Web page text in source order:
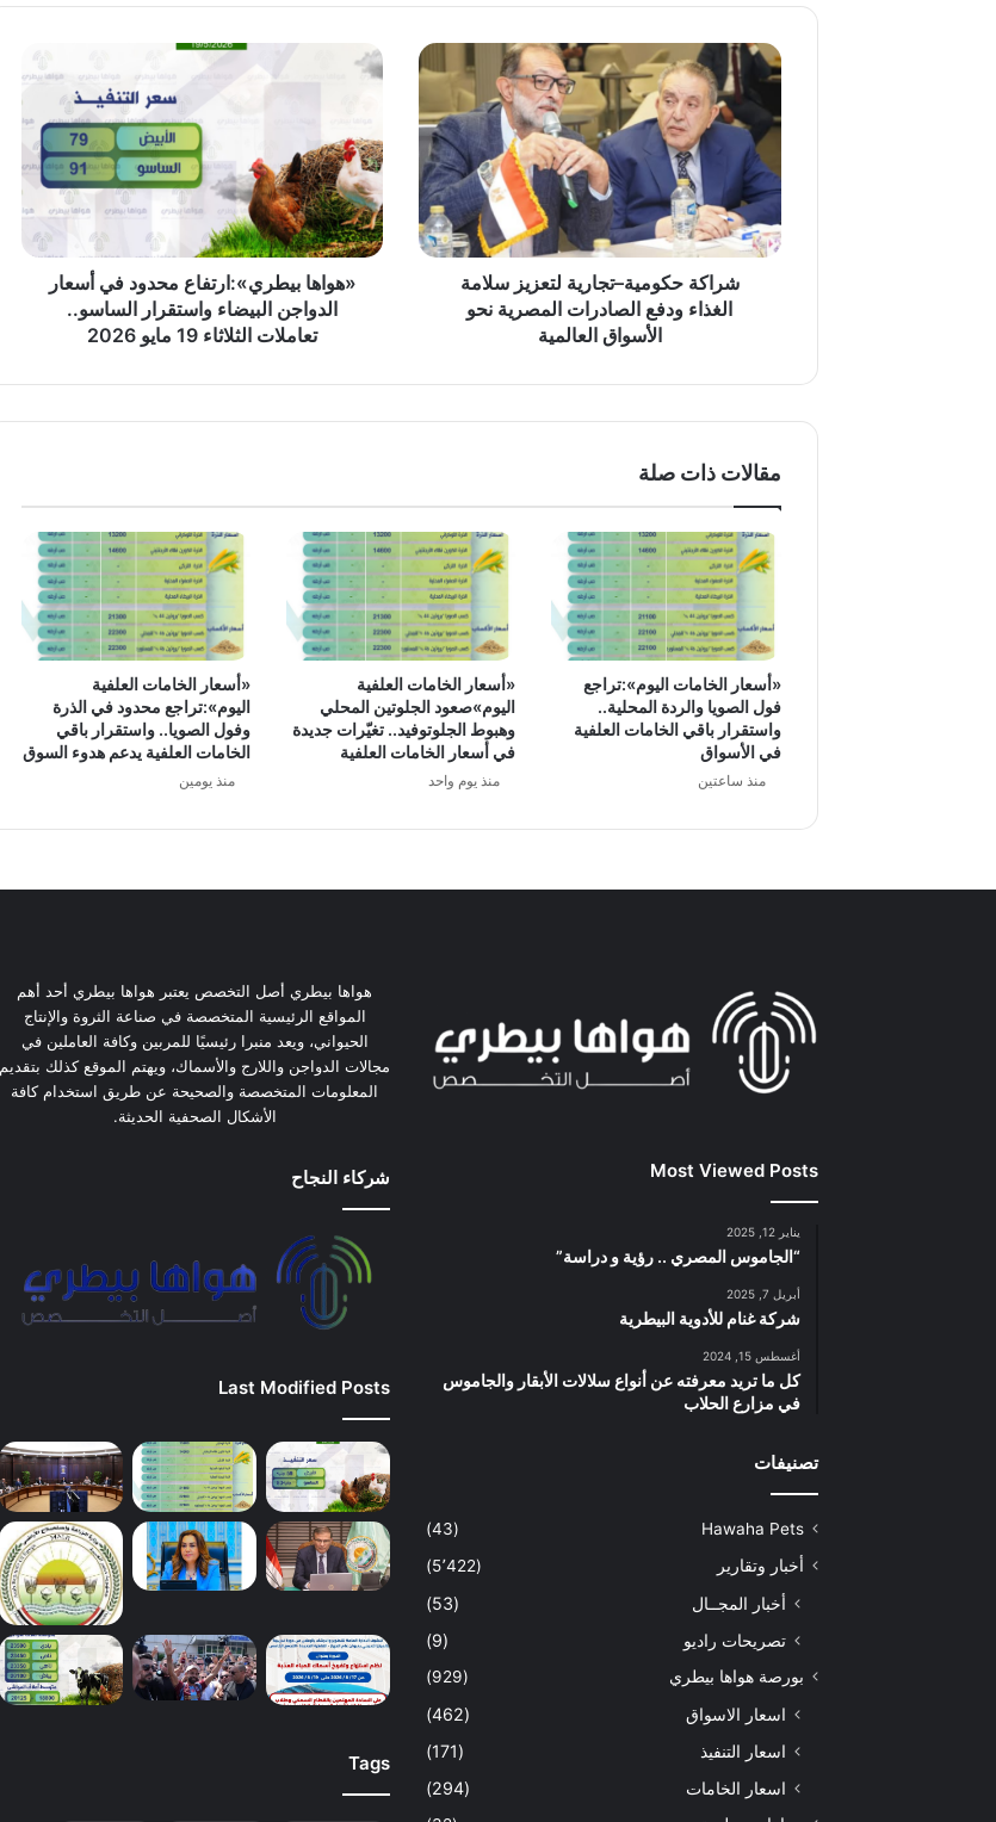
شراكة
حكومية–
تجارية
لتعزيز
سلامة
الغذاء
ودفع
الصادرات
المصرية
الأسواق
شراكة حكومية–تجارية لتعزيز سلامة
الغذاء ودفع الصادرات المصرية نحو
الأسواق العالمية
«هواها
بيطري»:ارتفاع
أسعار
الدواجن
البيضاء
واستقرار
الساسو..
تعاملات«هواها بيطري»:ارتفاع محدود في أسعار
الدواجن البيضاء واستقرار الساسو..
تعاملات الثلاثاء 19 مايو 2026
مقالات ذات صلة
«أسعار الخامات اليوم»:تراجع
فول الصويا والردة المحلية..
واستقرار باقي الخامات العلفية
في الأسواق
منذ ساعتين
«أسعار الخامات العلفية
اليوم»صعود الجلوتين المحلي
وهبوط الجلوتوفيد.. تغيّرات جديدة
في أسعار الخامات العلفية
منذ يوم واحد
«أسعار الخامات العلفية
اليوم»:تراجع محدود في الذرة
وفول الصويا.. واستقرار باقي
الخامات العلفية يدعم هدوء السوق
منذ يومين
Most Viewed Posts
يناير 12, 2025
“الجاموس المصري .. رؤية و دراسة”
أبريل 7, 2025
شركة غنام للأدوية البيطرية
أغسطس 15, 2024
كل ما تريد معرفته عن أنواع سلالات الأبقار والجاموس
في مزارع الحلاب
تصنيفات
Hawaha Pets
(43)
أخبار وتقارير
(5٬422)
أخبار المجــال
(53)
تصريحات راديو
(9)
بورصة هواها بيطري (929)
اسعار الاسواق
(462)
اسعار التنفيذ
(171)
اسعار الخامات
(294)
هواها بيطري أصل التخصص يعتبر هواها بيطري أحد أهم
المواقع الرئيسية المتخصصة في صناعة الثروة والإنتاج
الحيواني، ويعد منبرا رئيسيًا للمربين وكافة العاملين في
مجالات الدواجن واللارج والأسماك، ويهتم الموقع كذلك بتقديم
المعلومات المتخصصة والصحيحة عن طريق استخدام كافة
الأشكال الصحفية الحديثة.
شركاء النجاح
Last Modified Posts
Tags